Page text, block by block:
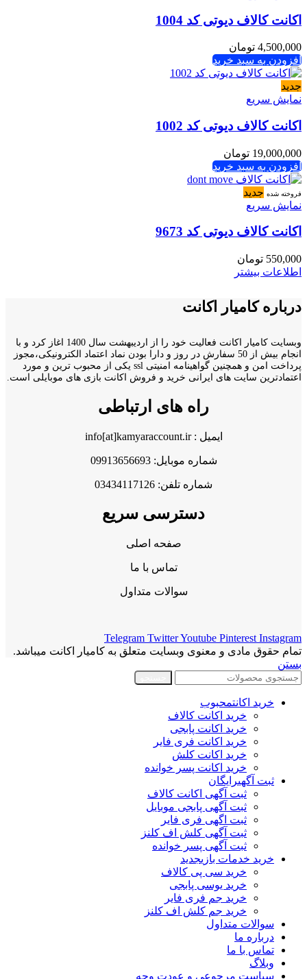
اکانت کالاف دیوتی کد 1004
4,500,000 تومان
افزودن به سبد خرید
جدید
نمایش سریع
اکانت کالاف دیوتی کد 1002
19,000,000 تومان
افزودن به سبد خرید
فروخته شده جدید
نمایش سریع
اکانت کالاف دیوتی کد 9673
550,000 تومان
اطلاعات بیشتر
درباره کامیار اکانت
وبسایت کامیار اکانت فعالیت خود را از اردیبهشت سال 1400 اغاز کرد و با
انجام بیش از 50 سفارش در روز و دارا بودن نماد اعتماد الکترونیکی،مجوز
پرداخت امن و همچنین گواهینامه امنیتی ssl یکی از محبوب ترین و مورد
اعتمادترین سایت های ایرانی خرید و فروش اکانت بازی های موبایلی است.
راه های ارتباطی
ایمیل : info[at]kamyaraccount.ir
شماره موبایل: 09913656693
شماره تلفن: 03434117126
دسترسی سریع
صفحه اصلی
تماس با ما
سوالات متداول
Telegram TwitterYoutube Pinterest Instagram
تمام حقوق مادی و معنوی وبسایت متعلق به کامیار اکانت میباشد.
بستن
خرید اکانتمحبوب
خرید اکانت کالاف
خرید اکانت پابجی
خرید اکانت فری فایر
خرید اکانت کلش
خرید اکانت پسر خوانده
ثبت آگهیرایگان
ثبت آگهی اکانت کالاف
ثبت آگهی پابجی موبایل
ثبت اگهی فری فایر
ثبت آگهی کلش اف کلنز
ثبت آگهی پسر خوانده
خرید خدمات بازیجدید
خرید سی پی کالاف
خرید یوسی پابجی
خرید جم فری فایر
خرید جم کلش اف کلنز
سوالات متداول
درباره ما
تماس با ما
وبلاگ
سیاست مرجوعی و عودت وجه